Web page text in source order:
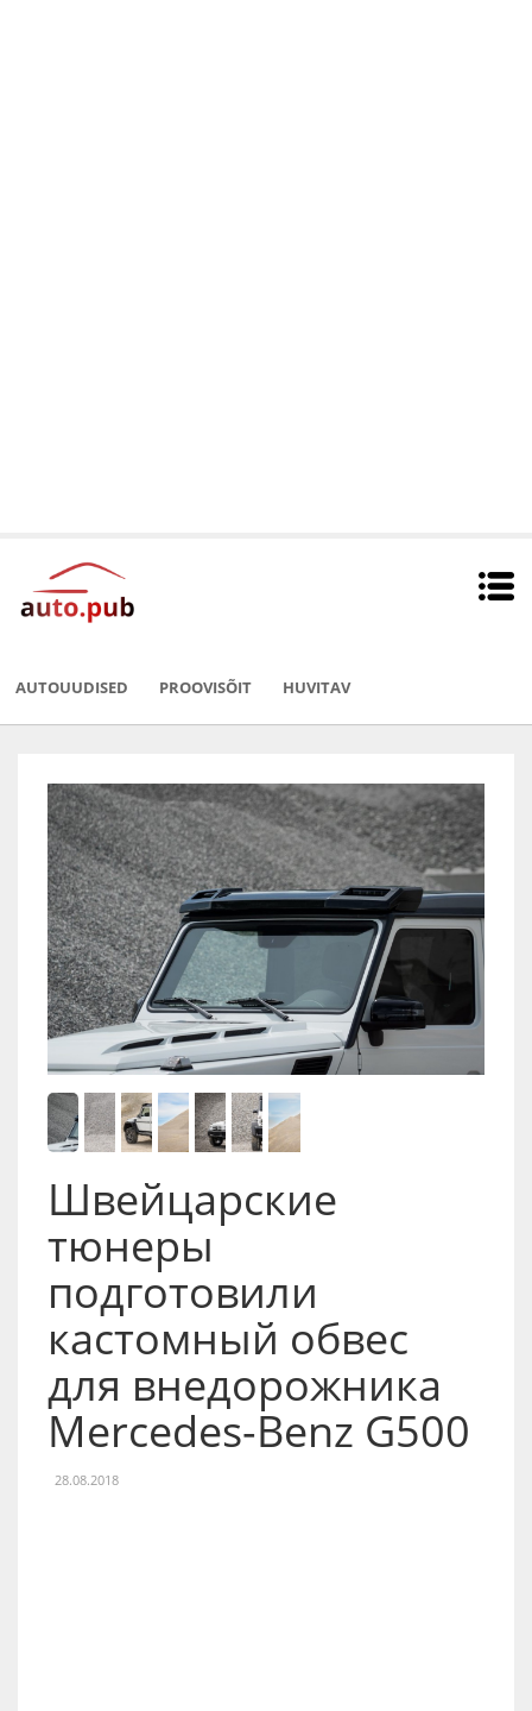
AUTOUUDISED PROOVISÕIT HUVITAV
Швейцарские
тюнеры
подготовили
кастомный обвес
для внедорожника
Mercedes-Benz G500
28.08.2018